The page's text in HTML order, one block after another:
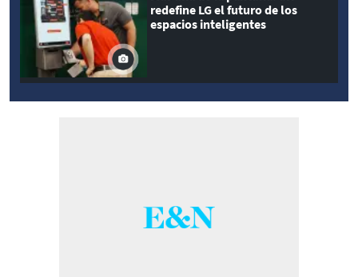
redefine LG el futuro de los
espacios inteligentes